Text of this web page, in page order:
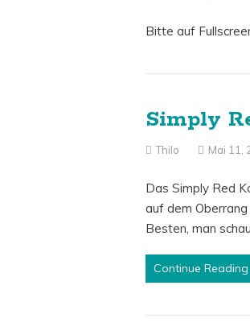
Bitte auf
Simply
Thilo Mai 11,
Das Simply Red
auf dem
Besten, man
Continue